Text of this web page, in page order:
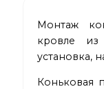
Монтаж
кровле из
установка,
Коньковая